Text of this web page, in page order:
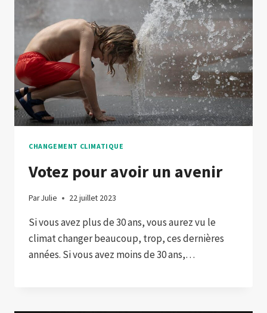
CHANGEMENT CLIMATIQUE
Votez pour avoir un avenir
ParJulie 22 juillet 2023
Si vous avez plus de 30 ans, vous aurez vu le
climat changer beaucoup, trop, ces dernières
années. Si vous avez moins de 30 ans,…